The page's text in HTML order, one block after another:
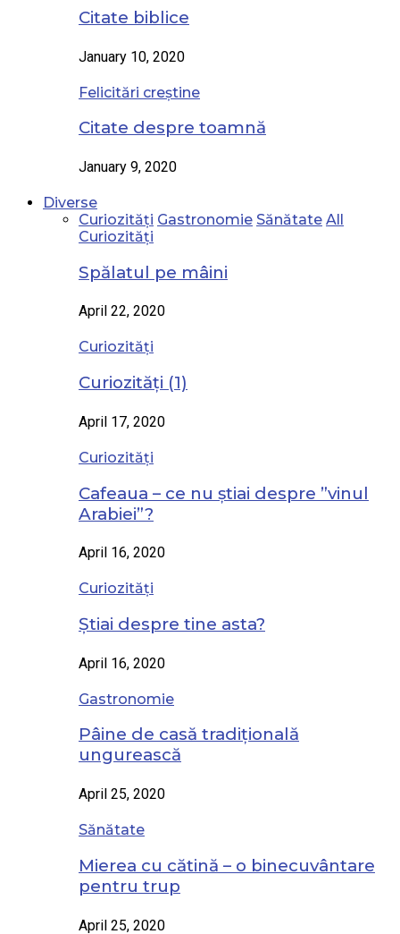
Citate biblice
January 10, 2020
Felicitări creștine
Citate despre toamnă
January 9, 2020
Diverse
Curiozități Gastronomie Sănătate All
Curiozități
Spălatul pe mâini
April 22, 2020
Curiozități
Curiozități (1)
April 17, 2020
Curiozități
Cafeaua – ce nu știai despre ”vinul
Arabiei”?
April 16, 2020
Curiozități
Știai despre tine asta?
April 16, 2020
Gastronomie
Pâine de casă tradițională
ungurească
April 25, 2020
Sănătate
Mierea cu cătină – o binecuvântare
pentru trup
April 25, 2020